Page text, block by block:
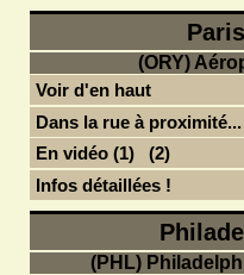
(ORY)
Voir d'en haut
Dans la rue à proximité...
En vidéo (1)
(2)
Infos détaillées !
(PHL)